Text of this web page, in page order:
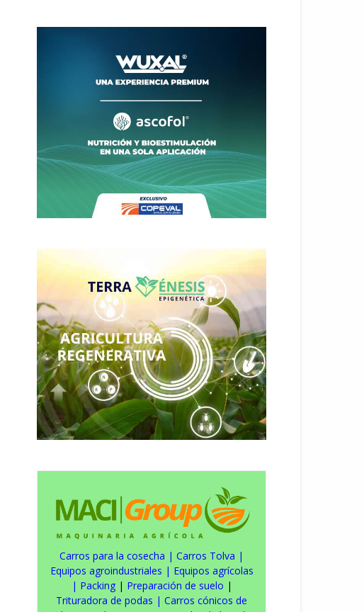
Carros para la cosecha | Carros Tolva |
Equipos agroindustriales | Equipos agrícolas
| Packing| Preparación de suelo |
Trituradora de podas | Carros cónicos de